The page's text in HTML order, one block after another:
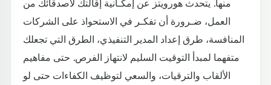
العمل، ضـرورة أن تفكـر في الاستحواذ على الشركات
المنافسة، طرق إعداد المدير التنفيذي، الطرق التي تجعلك
متفهما لمبدأ التوقيت السليم لانتهاز الفرص. حتى مفاهيم
الألقاب والترقيات، والسعي لتوظيف الكفاءات حتى لو